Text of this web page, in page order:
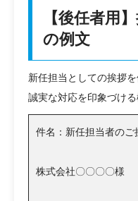
【後任者用
の例文
新任担当としての挨拶
誠実な対応を印象づける
件名：新任担当者の
株式会社〇〇〇〇様